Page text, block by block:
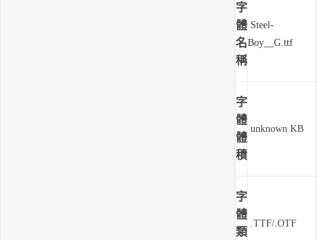
字
體
名
稱
Steel-
Boy__G.ttf
字
體
體
積
unknown KB
字
體
類
.TTF/.OTF